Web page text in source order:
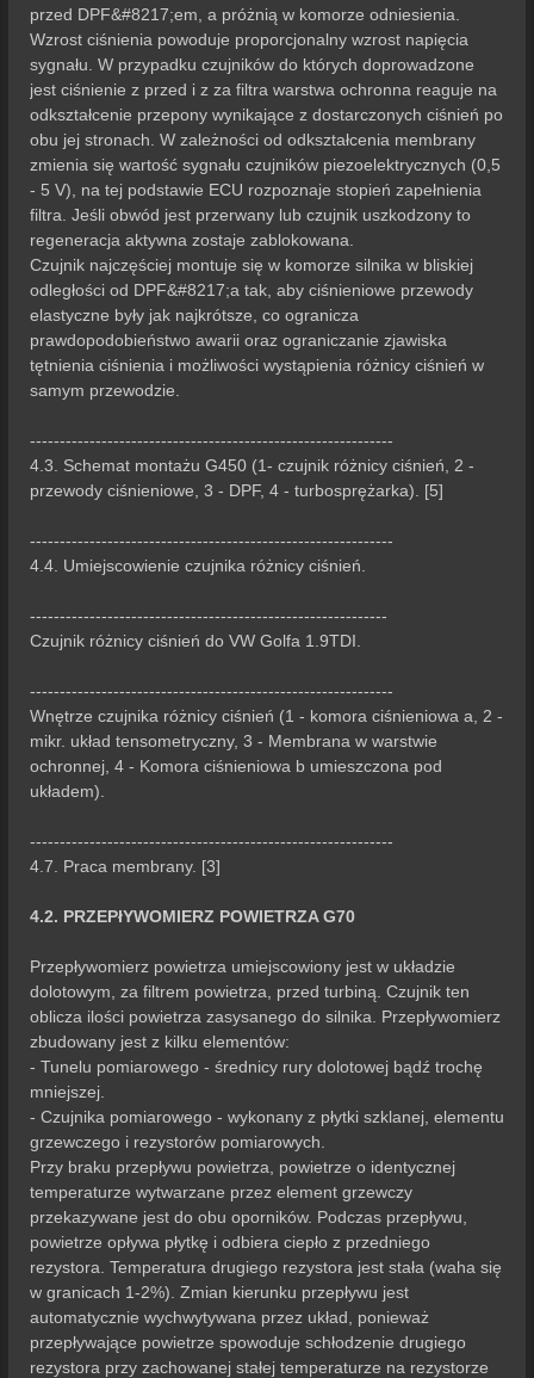
przed DPF&#8217;em, a próżnią w komorze odniesienia.
Wzrost ciśnienia powoduje proporcjonalny wzrost napięcia
sygnału. W przypadku czujników do których doprowadzone
jest ciśnienie z przed i z za filtra warstwa ochronna reaguje na
odkształcenie przepony wynikające z dostarczonych ciśnień po
obu jej stronach. W zależności od odkształcenia membrany
zmienia się wartość sygnału czujników piezoelektrycznych (0,5
- 5 V), na tej podstawie ECU rozpoznaje stopień zapełnienia
filtra. Jeśli obwód jest przerwany lub czujnik uszkodzony to
regeneracja aktywna zostaje zablokowana.
Czujnik najczęściej montuje się w komorze silnika w bliskiej
odległości od DPF&#8217;a tak, aby ciśnieniowe przewody
elastyczne były jak najkrótsze, co ogranicza
prawdopodobieństwo awarii oraz ograniczanie zjawiska
tętnienia ciśnienia i możliwości wystąpienia różnicy ciśnień w
samym przewodzie.
-------------------------------------------------------------
4.3. Schemat montażu G450 (1- czujnik różnicy ciśnień, 2 -
przewody ciśnieniowe, 3 - DPF, 4 - turbosprężarka). [5]
-------------------------------------------------------------
4.4. Umiejscowienie czujnika różnicy ciśnień.
------------------------------------------------------------
Czujnik różnicy ciśnień do VW Golfa 1.9TDI.
-------------------------------------------------------------
Wnętrze czujnika różnicy ciśnień (1 - komora ciśnieniowa a, 2 -
mikr. układ tensometryczny, 3 - Membrana w warstwie
ochronnej, 4 - Komora ciśnieniowa b umieszczona pod
układem).
-------------------------------------------------------------
4.7. Praca membrany. [3]
4.2. PRZEPłYWOMIERZ POWIETRZA G70
Przepływomierz powietrza umiejscowiony jest w układzie
dolotowym, za filtrem powietrza, przed turbiną. Czujnik ten
oblicza ilości powietrza zasysanego do silnika. Przepływomierz
zbudowany jest z kilku elementów:
- Tunelu pomiarowego - średnicy rury dolotowej bądź trochę
mniejszej.
- Czujnika pomiarowego - wykonany z płytki szklanej, elementu
grzewczego i rezystorów pomiarowych.
Przy braku przepływu powietrza, powietrze o identycznej
temperaturze wytwarzane przez element grzewczy
przekazywane jest do obu oporników. Podczas przepływu,
powietrze opływa płytkę i odbiera ciepło z przedniego
rezystora. Temperatura drugiego rezystora jest stała (waha się
w granicach 1-2%). Zmian kierunku przepływu jest
automatycznie wychwytywana przez układ, ponieważ
przepływające powietrze spowoduje schłodzenie drugiego
rezystora przy zachowanej stałej temperaturze na rezystorze